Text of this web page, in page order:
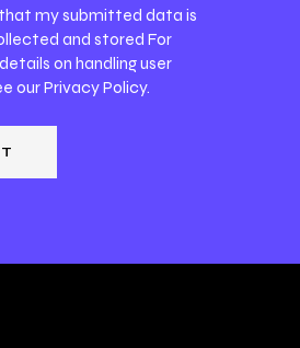
my submitted data is
and stored For
on handling user
ourPrivacy Policy.